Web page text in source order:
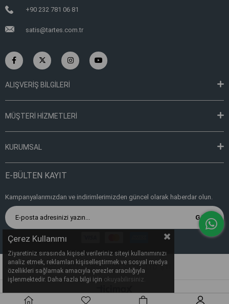
+90 232 781 06 81
satis@tartes.com.tr
ALIŞVERİŞ BİLGİLERİ
MÜŞTERİ HİZMETLERİ
KURUMSAL
E-BÜLTEN KAYIT
Kampanyalarımızdan ve indirimlerimizden güncel olarak haberdar olun.
Gönder
Copyright © 2022, TARTES TARIM SAN. VE TİC. LTD. ŞTİ.
Çerez Kullanımı
Ziyaretiniz sırasında kişisel verileriniz siteyi kullanımınızı
analiz etmek, reklamları kişiselleştirmek ve sosyal medya
özellikleri sağlamak amacıyla çerezler aracılığıyla
işlenmektedir. Daha fazla bilgi için okuyabilirsiniz.